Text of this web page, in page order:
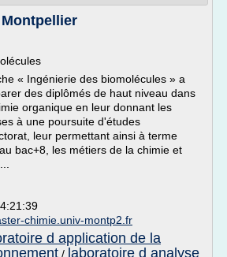
« Ingénierie des biomolécules » a
des diplômés de haut niveau dans
organique en leur donnant les
à une poursuite d'études
leur permettant ainsi à terme
bac+8, les métiers de la chimie et
chimie.univ-montp2.fr
d application de la
/ laboratoire d analyse